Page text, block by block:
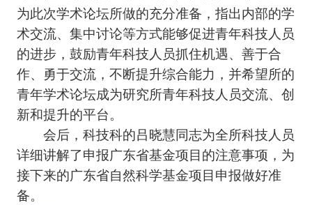
为此次学术论坛所做的充分准备，指出内部的学
术交流、集中讨论等方式能够促进青年科技人员
的进步，鼓励青年科技人员抓住机遇、善于合
作、勇于交流，不断提升综合能力，并希望所的
青年学术论坛成为研究所青年科技人员交流、创
新和提升的平台。
会后，科技科的吕晓慧同志为全所科技人员
详细讲解了申报广东省基金项目的注意事项，为
接下来的广东省自然科学基金项目申报做好准
备。